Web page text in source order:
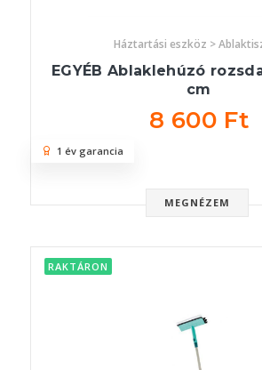
Háztartási eszköz >
EGYÉB Ablaklehúzó
cm
8 600 Ft
MEGNÉZEM
1 év garancia
RAKTÁRON